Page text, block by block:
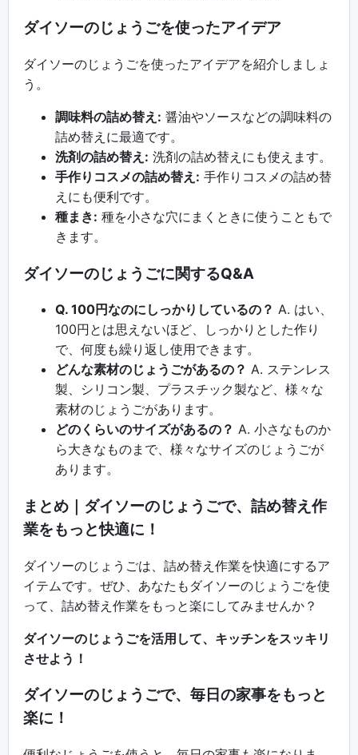
ダイソーのじょうごを使ったアイデア
ダイソーのじょうごを使ったアイデアを紹介しましょ
う。
調味料の詰め替え: 醤油やソースなどの調味料の
詰め替えに最適です。
洗剤の詰め替え: 洗剤の詰め替えにも使えます。
手作りコスメの詰め替え: 手作りコスメの詰め替
えにも便利です。
種まき: 種を小さな穴にまくときに使うこともで
きます。
ダイソーのじょうごに関するQ&A
Q. 100円なのにしっかりしているの？ A. はい、
100円とは思えないほど、しっかりとした作り
で、何度も繰り返し使用できます。
どんな素材のじょうごがあるの？ A. ステンレス
製、シリコン製、プラスチック製など、様々な
素材のじょうごがあります。
どのくらいのサイズがあるの？ A. 小さなものか
ら大きなものまで、様々なサイズのじょうごが
あります。
まとめ｜ダイソーのじょうごで、詰め替え作
業をもっと快適に！
ダイソーのじょうごは、詰め替え作業を快適にするア
イテムです。ぜひ、あなたもダイソーのじょうごを使
って、詰め替え作業をもっと楽にしてみませんか？
ダイソーのじょうごを活用して、キッチンをスッキリ
させよう！
ダイソーのじょうごで、毎日の家事をもっと
楽に！